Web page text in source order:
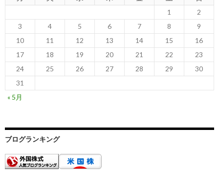
1
2
3
4 5 6 7 8
9
10
11 12 13 14 15
16
17
18 19 20 21 22
23
24
25 26 27 28 29
30
31
« 5月
ブログランキング